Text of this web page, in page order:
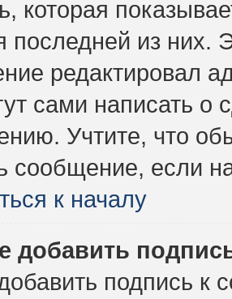
которая
последней из них.
редактировал
сами написать о
Учтите, что
сообщение, если
к началу
добавить
подпись